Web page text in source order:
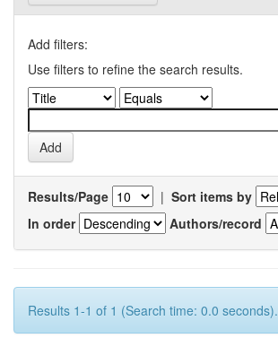
Add filters:
Use filters to refine the search results.
Results/Page | Sort items by
In order
Authors/record
Results 1-1 of 1 (Search time: 0.0 seconds).